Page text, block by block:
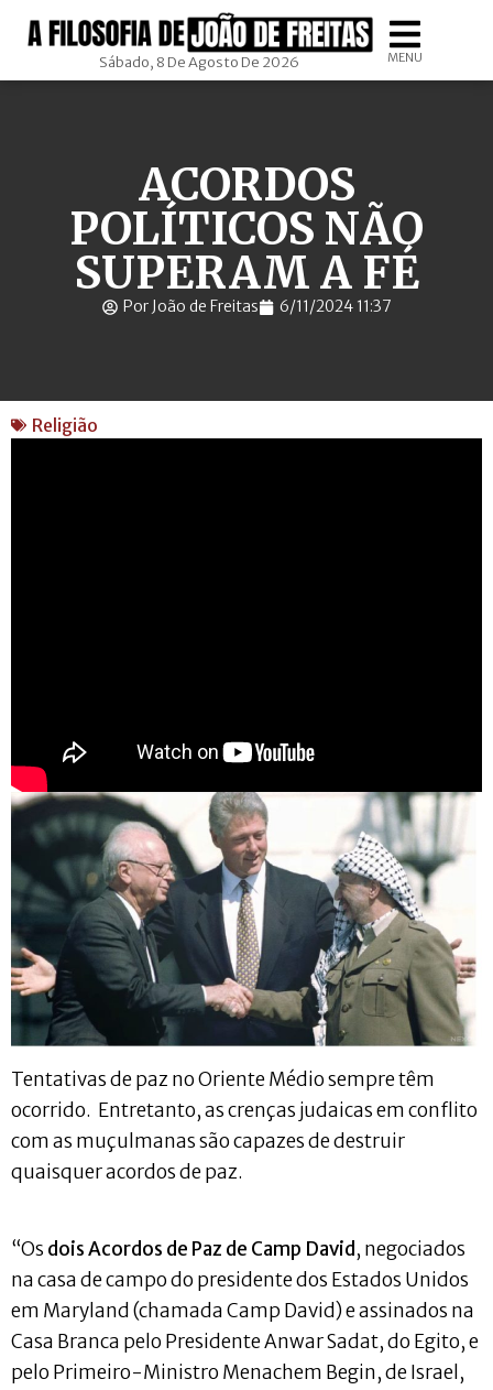
Sábado, 8 De Agosto De 2026 MENU
ACORDOS
POLÍTICOS NÃO
SUPERAM A FÉ
Por João de Freitas 6/11/2024 11:37
Religião
Tentativas de paz no Oriente Médio sempre têm
ocorrido. Entretanto, as crenças judaicas em conflito
com as muçulmanas são capazes de destruir
quaisquer acordos de paz.
“Os dois Acordos de Paz de Camp David , negociados
na casa de campo do presidente dos Estados Unidos
em Maryland (chamada Camp David) e assinados na
Casa Branca pelo Presidente Anwar Sadat, do Egito, e
pelo Primeiro-Ministro Menachem Begin, de Israel,